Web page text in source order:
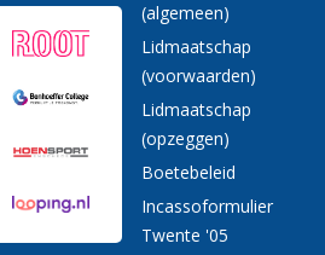
(algemeen)
Lidmaatschap
(voorwaarden)
Lidmaatschap
(opzeggen)
Boetebeleid
Incassoformulier
Twente '05